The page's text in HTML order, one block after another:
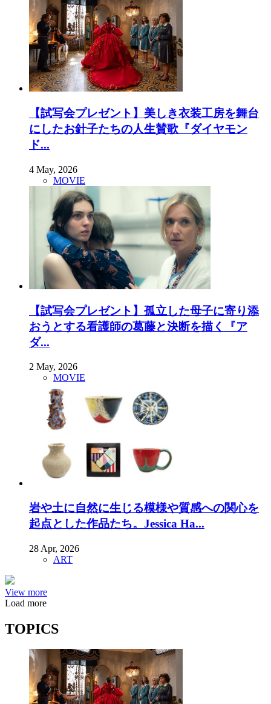
【試写会プレゼント】美しき衣装工房を舞台
にしたお針子たちの人生賛歌『ダイヤモン
ド...
4 May, 2026
MOVIE
【試写会プレゼント】孤立した母子に寄り添
おうとする看護師の葛藤と決断を描く『ア
ダ...
2 May, 2026
MOVIE
岩や土に自然に生じる模様や質感への関心を
起点とした作品たち。Jessica Ha...
28 Apr, 2026
ART
View more
Load more
TOPICS